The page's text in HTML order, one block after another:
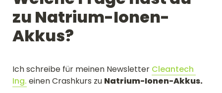
zu Natrium-Ionen-
Akkus?
Ich schreibe für meinen Newsletter Cleantech
Ing. einen Crashkurs zu Natrium-Ionen-Akkus.